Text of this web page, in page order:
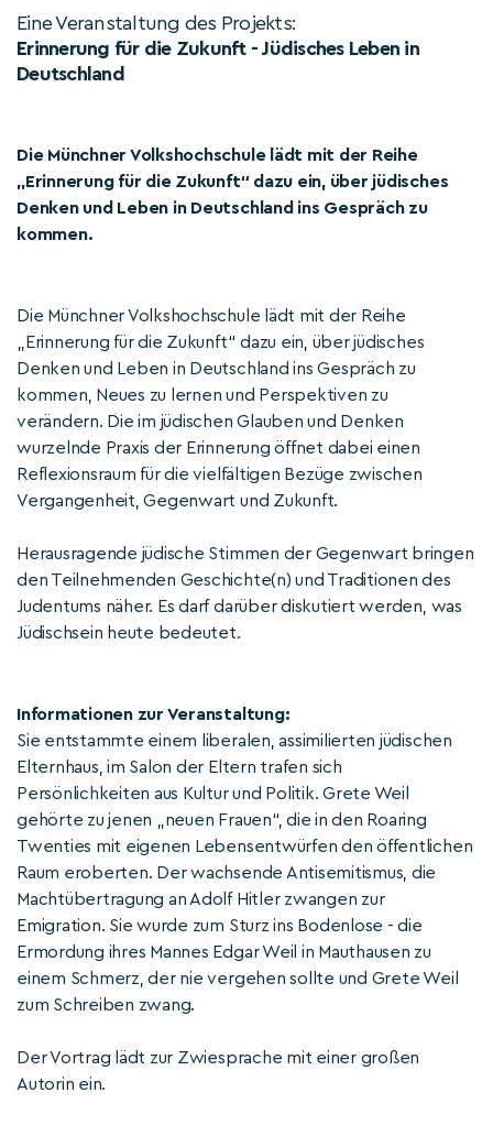
Eine Veranstaltung des Projekts:
Erinnerung für die Zukunft - Jüdisches Leben in
Deutschland
Die Münchner Volkshochschule lädt mit der Reihe
„Erinnerung für die Zukunft“ dazu ein, über jüdisches
Denken und Leben in Deutschland ins Gespräch zu
kommen.
Die Münchner Volkshochschule lädt mit der Reihe
„Erinnerung für die Zukunft“ dazu ein, über jüdisches
Denken und Leben in Deutschland ins Gespräch zu
kommen, Neues zu lernen und Perspektiven zu
verändern. Die im jüdischen Glauben und Denken
wurzelnde Praxis der Erinnerung öffnet dabei einen
Reflexionsraum für die vielfältigen Bezüge zwischen
Vergangenheit, Gegenwart und Zukunft.
Herausragende jüdische Stimmen der Gegenwart bringen
den Teilnehmenden Geschichte(n) und Traditionen des
Judentums näher. Es darf darüber diskutiert werden, was
Jüdischsein heute bedeutet.
Informationen zur Veranstaltung:
Sie entstammte einem liberalen, assimilierten jüdischen
Elternhaus, im Salon der Eltern trafen sich
Persönlichkeiten aus Kultur und Politik. Grete Weil
gehörte zu jenen „neuen Frauen“, die in den Roaring
Twenties mit eigenen Lebensentwürfen den öffentlichen
Raum eroberten. Der wachsende Antisemitismus, die
Machtübertragung an Adolf Hitler zwangen zur
Emigration. Sie wurde zum Sturz ins Bodenlose - die
Ermordung ihres Mannes Edgar Weil in Mauthausen zu
einem Schmerz, der nie vergehen sollte und Grete Weil
zum Schreiben zwang.
Der Vortrag lädt zur Zwiesprache mit einer großen
Autorin ein.